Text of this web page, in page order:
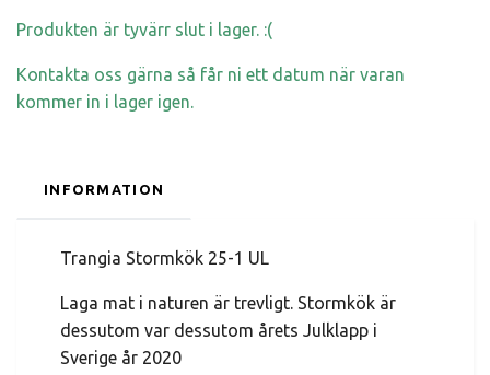
Produkten är tyvärr slut i lager. :(
Kontakta oss gärna så får ni ett datum när varan
kommer in i lager igen.
INFORMATION
Trangia Stormkök 25-1 UL
Laga mat i naturen är trevligt. Stormkök är
dessutom var dessutom årets Julklapp i
Sverige år 2020